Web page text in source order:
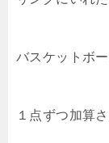
バスケットボ
１点ずつ加算